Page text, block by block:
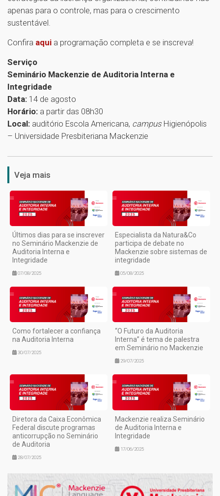
apenas para o controle, mas para o crescimento
sustentável.
Confira aqui a programação completa e se inscreva!
Serviço
Seminário Mackenzie de Auditoria Interna e
Integridade
Data: 14 de agosto
Horário: a partir das 08h30
Local: auditório Escola Americana, campus Higienópolis
– Universidade Presbiteriana Mackenzie
1
Veja mais
Últimos dias para se inscrever
no Seminário Mackenzie de
Auditoria Interna e
Integridade
07/08/2025
Especialista da Natura&Co
participa de debate no
Mackenzie sobre sistemas de
integridade
05/08/2025
Como fortalecer a confiança
na Auditoria Interna
30/07/2025
“O Futuro da Auditoria
Interna” é tema de palestra
em Seminário no Mackenzie
29/07/2025
Diretora da Caixa Econômica
Federal discute programas
anticorrupção no Seminário
de Auditoria
28/07/2025
Mackenzie realiza Seminário
de Auditoria Interna e
Integridade
17/06/2025